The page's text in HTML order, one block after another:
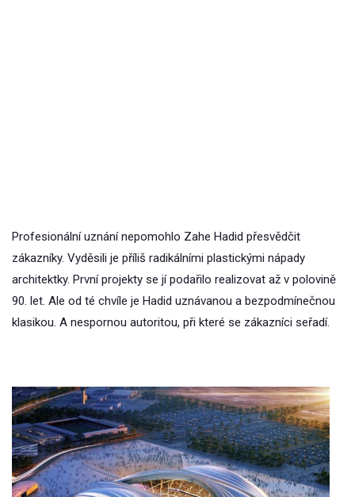
Profesionální uznání nepomohlo Zahe Hadid přesvědčit
zákazníky. Vyděsili je příliš radikálními plastickými nápady
architektky. První projekty se jí podařilo realizovat až v polovině
90. let. Ale od té chvíle je Hadid uznávanou a bezpodmínečnou
klasikou. A nespornou autoritou, při které se zákazníci seřadí.